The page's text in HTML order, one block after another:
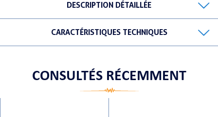
DESCRIPTION DÉTAILLÉE
CARACTÉRISTIQUES TECHNIQUES
CONSULTÉS RÉCEMMENT